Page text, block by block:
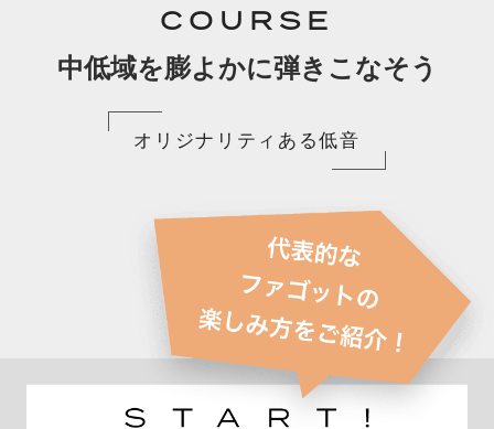
COURSE
中低域を膨よかに弾きこなそう
オリジナリティある低音